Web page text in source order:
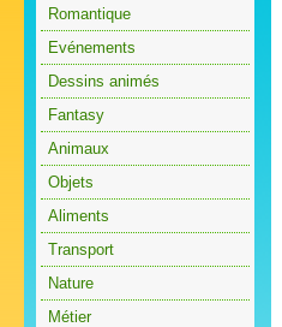
Romantique
Evénements
Dessins animés
Fantasy
Animaux
Objets
Aliments
Transport
Nature
Métier